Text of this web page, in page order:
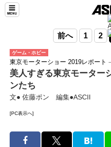
前へ 1 2
ゲーム・ホビー
東京モーターショー 2019レポート
美人すぎる東京モーター
ンたち
文● 佐藤ポン 編集●ASCII
[PC表示へ]